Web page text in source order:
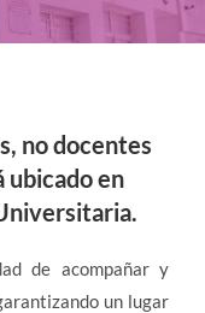
no docentes
ubicado en
de acompañar y
un lugar